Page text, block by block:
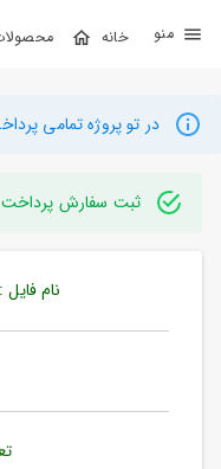
محصولات حساب
بستن
محصولات
اشتراک
در تو پروژه تمامی پرداخت
ثبت سفارش پرداخت
نام